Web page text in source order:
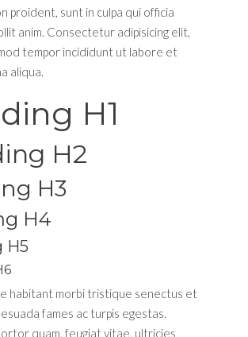
proident, sunt in culpa qui officia
anim. Consectetur adipisicing elit,
tempor incididunt ut labore et
aliqua.
H1
H2
H3
H4
H5
habitant morbi tristique senectus et
fames ac turpis egestas.
quam, feugiat vitae, ultricies